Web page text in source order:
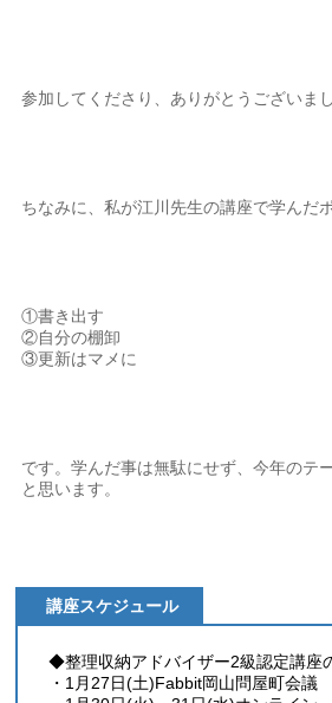
参加してくださり、ありがとうございまし
ちなみに、私が江川先生の講座で学んだ
①書き出す
②自分の棚卸
③更新はマメに
です。学んだ事は無駄にせず、今年のテ
と思います。
講座スケジュール
◆整理収納アドバイザー2級認定講座
・1月27日(土)Fabbit岡山問屋町会議